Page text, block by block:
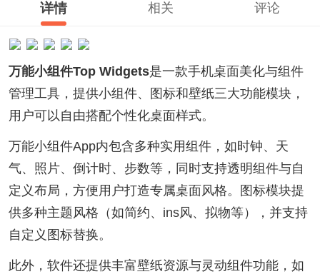
详情 相关 评论
万能小组件Top Widgets是一款手机桌面美化与组件
管理工具，提供小组件、图标和壁纸三大功能模块，
用户可以自由搭配个性化桌面样式。
万能小组件App内包含多种实用组件，如时钟、天
气、照片、倒计时、步数等，同时支持透明组件与自
定义布局，方便用户打造专属桌面风格。图标模块提
供多种主题风格（如简约、ins风、拟物等），并支持
自定义图标替换。
此外，软件还提供丰富壁纸资源与灵动组件功能，如